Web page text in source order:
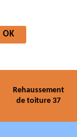
Rehaussement
de toiture 37